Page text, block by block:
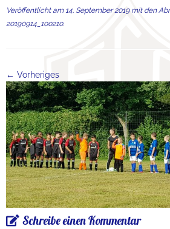
Veröffentlicht am 14. September 2019mit den
20190914_100210.
← Vorheriges
Schreibe einen Kommentar